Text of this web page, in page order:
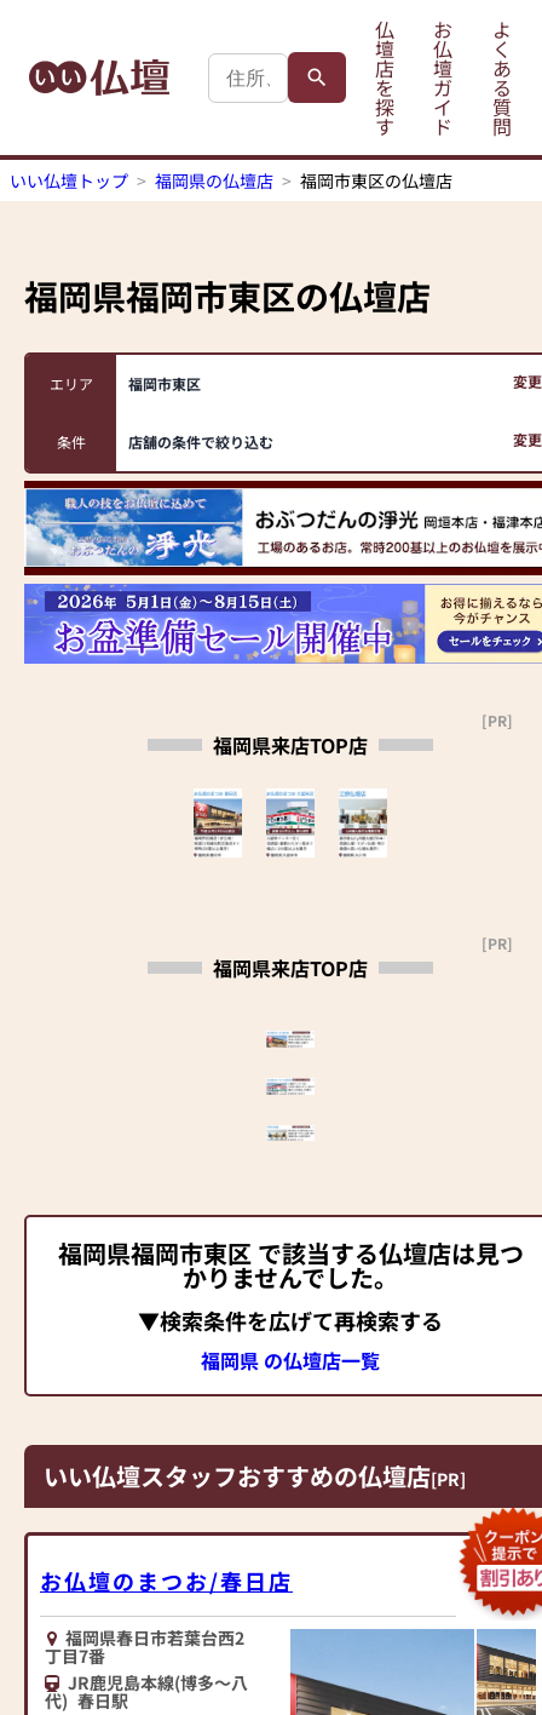
仏
壇
店
を
探
す
お
仏
壇
ガ
イ
ド
よ
く
あ
る
質
問
いい仏壇トップ 福岡県の仏壇店 福岡市東区の仏壇店
福岡県福岡市東区の仏壇店
エリア 福岡市東区 変更
条件 店舗の条件で絞り込む 変更
福岡県来店TOP店
[PR]
福岡県来店TOP店
[PR]
福岡県福岡市東区 で該当する仏壇店は見つ
かりませんでした。
▼検索条件を広げて再検索する
福岡県 の仏壇店一覧
いい仏壇スタッフおすすめの仏壇店[PR]
お仏壇のまつお/春日店
福岡県春日市若葉台西2
丁目7番
JR鹿児島本線(博多～八
代) 春日駅